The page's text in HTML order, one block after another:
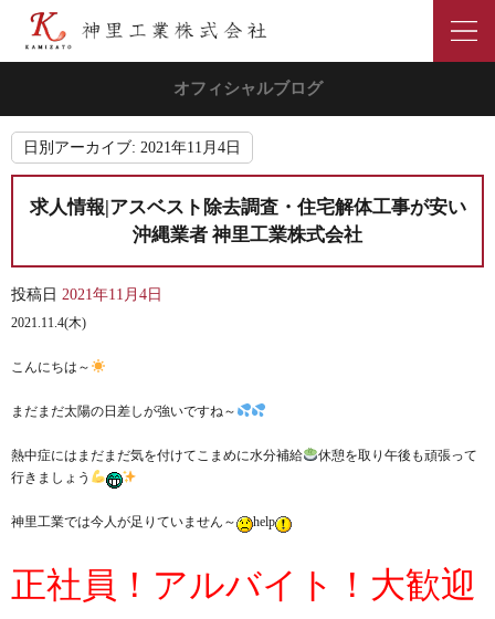
オフィシャルブログ
日別アーカイブ: 2021年11月4日
求人情報|アスベスト除去調査・住宅解体工事が安い
沖縄業者 神里工業株式会社
投稿日 2021年11月4日
2021.11.4(木)
こんにちは～
まだまだ太陽の日差しが強いですね～
熱中症にはまだまだ気を付けてこまめに水分補給
休憩を取り午後も頑張って
行きましょう
神里工業では今人が足りていません～ help
正社員！アルバイト！大歓迎